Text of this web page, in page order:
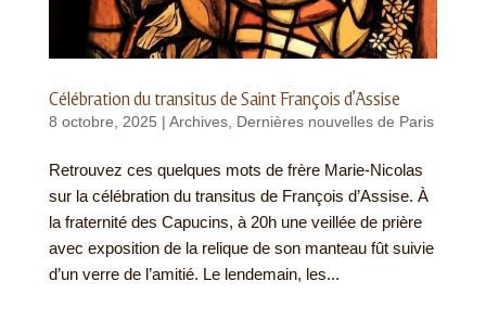
Célébration du transitus de Saint François d’Assise
8 octobre, 2025 | Archives, Dernières nouvelles de Paris
Retrouvez ces quelques mots de frère Marie-Nicolas
sur la célébration du transitus de François d’Assise. À
la fraternité des Capucins, à 20h une veillée de prière
avec exposition de la relique de son manteau fût suivie
d’un verre de l’amitié. Le lendemain, les...